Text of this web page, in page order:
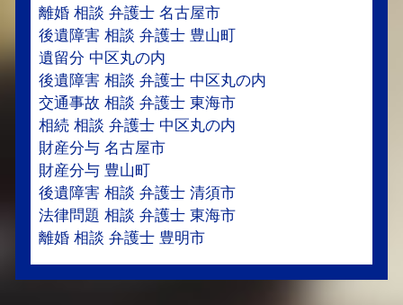
離婚 相談 弁護士 名古屋市
後遺障害 相談 弁護士 豊山町
遺留分 中区丸の内
後遺障害 相談 弁護士 中区丸の内
交通事故 相談 弁護士 東海市
相続 相談 弁護士 中区丸の内
財産分与 名古屋市
財産分与 豊山町
後遺障害 相談 弁護士 清須市
法律問題 相談 弁護士 東海市
離婚 相談 弁護士 豊明市